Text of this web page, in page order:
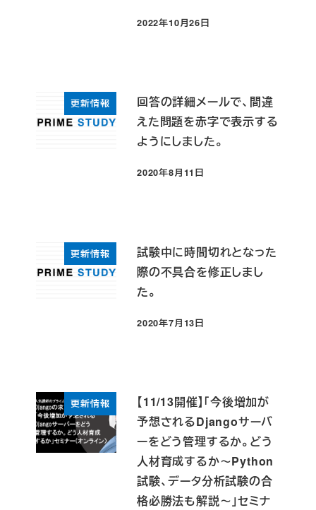
投稿日
2022年10月26日
更新情報
回答の詳細メールで、間違
えた問題を赤字で表示する
ようにしました。
投稿日
2020年8月11日
更新情報
試験中に時間切れとなった
際の不具合を修正しまし
た。
投稿日
2020年7月13日
更新情報
【11/13開催】「今後増加が
予想されるDjangoサーバ
ーをどう管理するか。どう
人材育成するか～Python
試験、データ分析試験の合
格必勝法も解説～」セミナ